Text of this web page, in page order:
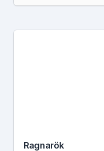
Ragnarök